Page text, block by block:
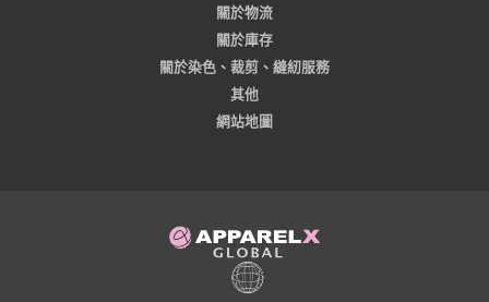
關於物流
關於庫存
關於染色、裁剪、縫紉服務
其他
網站地圖